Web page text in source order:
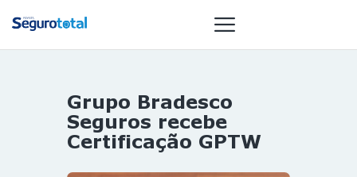
NOTÍCIAS
REVISTA
Grupo Bradesco
Seguros recebe
Certificação GPTW